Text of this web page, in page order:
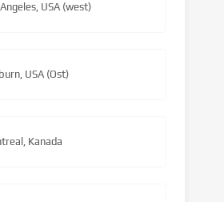
USA (west)
USA (Ost)
Kanada